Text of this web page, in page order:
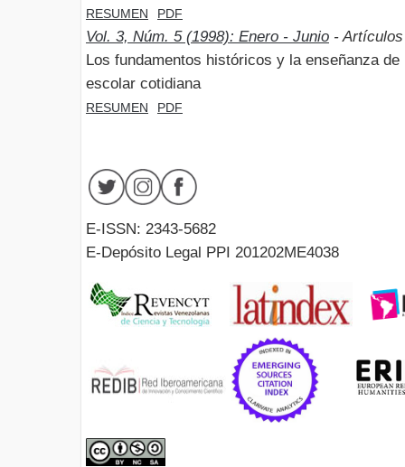
RESUMEN PDF
Vol. 3, Núm. 5 (1998): Enero - Junio - Artículos
Los fundamentos históricos y la enseñanza
escolar cotidiana
RESUMEN PDF
E-ISSN: 2343-5682
E-Depósito Legal PPI 201202ME4038